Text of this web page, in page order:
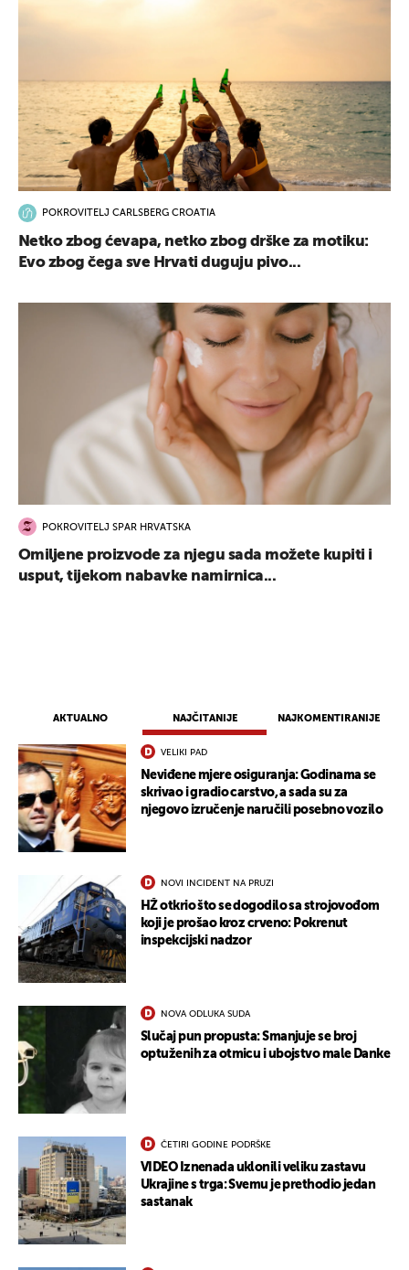
AKTUALNO NAJČITANIJE NAJKOMENTIRANIJE
VELIKI PAD
Neviđene mjere osiguranja: Godinama se
skrivao i gradio carstvo, a sada su za
njegovo izručenje naručili posebno vozilo
NOVI INCIDENT NA PRUZI
HŽ otkrio što se dogodilo sa strojovođom
koji je prošao kroz crveno: Pokrenut
inspekcijski nadzor
NOVA ODLUKA SUDA
Slučaj pun propusta: Smanjuje se broj
optuženih za otmicu i ubojstvo male Danke
ČETIRI GODINE PODRŠKE
VIDEO Iznenada uklonili veliku zastavu
Ukrajine s trga: Svemu je prethodio jedan
sastanak
POKROVITELJ CARLSBERG CROATIA
Netko zbog ćevapa, netko zbog drške za motiku:
Evo zbog čega sve Hrvati duguju pivo...
POKROVITELJ SPAR HRVATSKA
Omiljene proizvode za njegu sada možete kupiti i
usput, tijekom nabavke namirnica...